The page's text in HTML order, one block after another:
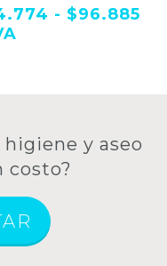
- $96.885
y aseo
costo?